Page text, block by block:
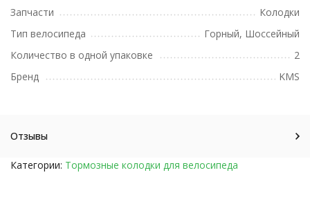
Запчасти
Колодки
Тип велосипеда
Горный, Шоссейный
Количество в одной упаковке
2
Бренд
KMS
Отзывы
Категории: Тормозные колодки для велосипеда